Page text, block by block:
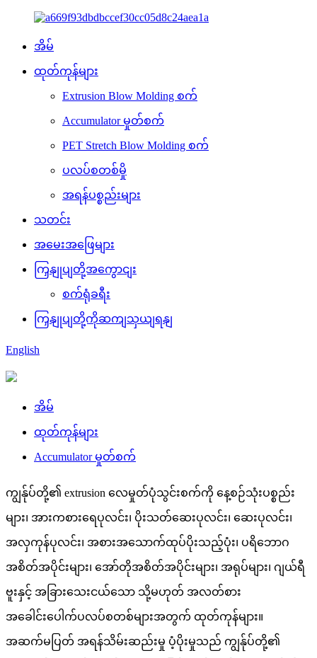
အိမ်
ထုတ်ကုန်များ
Extrusion Blow Molding စက်
Accumulator မှုတ်စက်
PET Stretch Blow Molding စက်
ပလပ်စတစ်မှို
အရန်ပစ္စည်းများ
သတင်း
အမေးအဖြေများ
ကြှနျုပျတို့အကွောငျး
စက်ရုံခရီး
ကြှနျုပျတို့ကိုဆကျသှယျရနျ
English
အိမ်
ထုတ်ကုန်များ
Accumulator မှုတ်စက်
ကျွန်ုပ်တို့၏ extrusion လေမှုတ်ပုံသွင်းစက်ကို နေ့စဉ်သုံးပစ္စည်း
များ၊ အားကစားရေပုလင်း၊ ပိုးသတ်ဆေးပုလင်း၊ ဆေးပုလင်း၊
အလှကုန်ပုလင်း၊ အစားအသောက်ထုပ်ပိုးသည့်ပုံး၊ ပရိဘောဂ
အစိတ်အပိုင်းများ၊ အော်တိုအစိတ်အပိုင်းများ၊ အရုပ်များ၊ ဂျယ်ရီ
ဗူးနှင့် အခြားသေးငယ်သော သို့မဟုတ် အလတ်စား
အခေါင်းပေါက်ပလပ်စတစ်များအတွက် ထုတ်ကုန်များ။
အဆက်မပြတ် အရန်သိမ်းဆည်းမှု ပံ့ပိုးမှုသည် ကျွန်ုပ်တို့၏